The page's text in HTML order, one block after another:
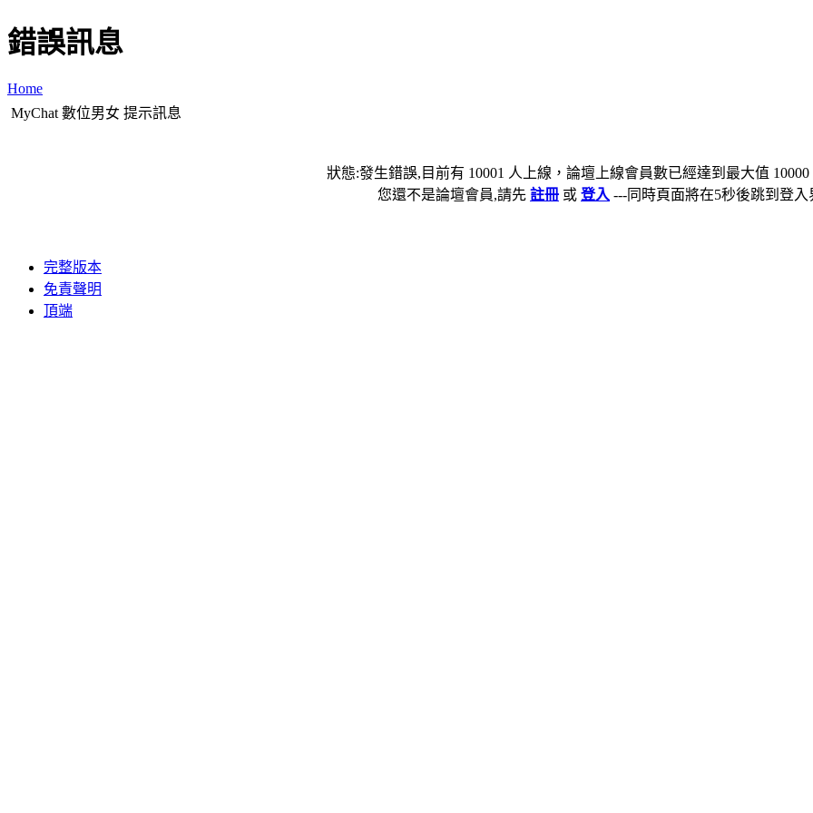
錯誤訊息
Home
MyChat 數位男女 提示訊息
狀態:發生錯誤,目前有 10001 人上線，論壇上線會員數已經達到最大值
您還不是論壇會員,請先 註冊 或 登入 ---同時頁面將在5秒後跳到登入
完整版本
免責聲明
頂端